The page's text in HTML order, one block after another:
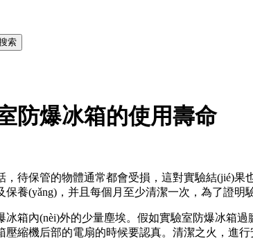
索
防爆冰箱的使用壽命
保管的物體通常都會受損，這對實驗結(jié)果
，并且每個月至少清潔一次，為了證明驗室
內(nèi)外的少量塵埃。假如實驗室防爆冰箱過
壓縮機后部的電扇的時候要認真。清潔之火，進行